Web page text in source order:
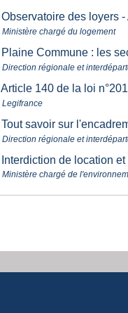
Observatoire des loyers
Ministère chargé du logement
Plaine Commune : les
Direction régionale et
Article 140 de la loi
Legifrance
Tout savoir sur
Direction régionale et
Interdiction de location
Ministère chargé de